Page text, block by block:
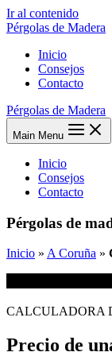
Ir al contenido
Pérgolas de Madera
Inicio
Consejos
Contacto
Pérgolas de Madera
Main Menu
Inicio
Consejos
Contacto
Pérgolas de
Inicio » A Coruña »
CALCULADORA
Precio de